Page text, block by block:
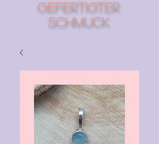
gefertigter
Schmuck